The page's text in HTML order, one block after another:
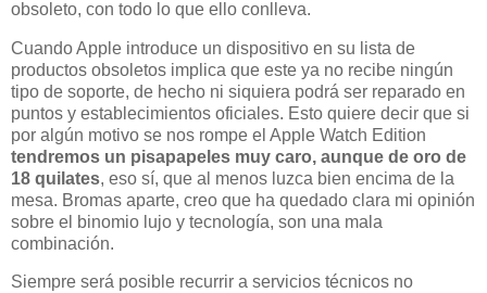
obsoleto, con todo lo que ello conlleva.
Cuando Apple introduce un dispositivo en su lista de
productos obsoletos implica que este ya no recibe ningún
tipo de soporte, de hecho ni siquiera podrá ser reparado en
puntos y establecimientos oficiales. Esto quiere decir que si
por algún motivo se nos rompe el Apple Watch Edition
tendremos un pisapapeles muy caro, aunque de oro de
18 quilates, eso sí, que al menos luzca bien encima de la
mesa. Bromas aparte, creo que ha quedado clara mi opinión
sobre el binomio lujo y tecnología, son una mala
combinación.
Siempre será posible recurrir a servicios técnicos no